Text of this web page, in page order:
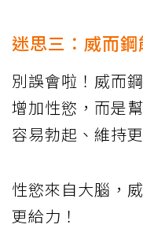
迷思三：威而鋼
別誤會啦！威而
增加性慾，而是
容易勃起、維持
性慾來自大腦，
更給力！